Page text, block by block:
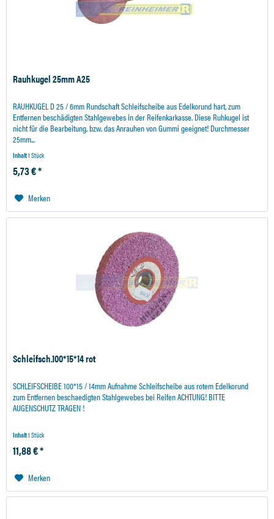
Rauhkugel 25mm A25
RAUHKUGEL D 25 / 6mm Rundschaft Schleifscheibe aus Edelkorund hart, zum
Entfernen beschädigten Stahlgewebes in der Reifenkarkasse. Diese Ruhkugel ist
nicht für die Bearbeitung, bzw. das Anrauhen von Gummi geeignet! Durchmesser
25mm...
Inhalt1 Stück
5,73 € *
Merken
Schleifsch.100*15*14 rot
SCHLEIFSCHEIBE 100*15 / 14mm Aufnahme Schleifscheibe aus rotem Edelkorund
zum Entfernen beschaedigten Stahlgewebes bei Reifen ACHTUNG! BITTE
AUGENSCHUTZ TRAGEN !
Inhalt1 Stück
11,88 € *
Merken